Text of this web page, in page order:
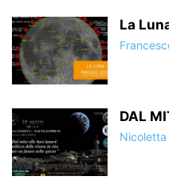
La
DAL
Nicoletta